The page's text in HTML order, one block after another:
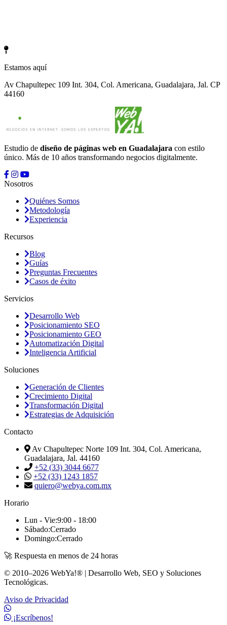
Estamos aquí
Av Chapultepec 109 Int. 304, Col. Americana, Guadalajara, Jal. CP
44160
Estudio de diseño de páginas web en Guadalajara con estilo
único. Más de 10 años transformando negocios digitalmente.
Nosotros
Quiénes Somos
Metodología
Experiencia
Recursos
Blog
Guías
Preguntas Frecuentes
Casos de éxito
Servicios
Desarrollo Web
Posicionamiento SEO
Posicionamiento GEO
Automatización Digital
Inteligencia Artificial
Soluciones
Generación de Clientes
Crecimiento Digital
Transformación Digital
Estrategias de Adquisición
Contacto
Av Chapultepec Norte 109 Int. 304, Col. Americana,
Guadalajara, Jal. 44160
+52 (33) 3044 6677
+52 (33) 1243 1857
quiero@webya.com.mx
Horario
Lun - Vie:9:00 - 18:00
Sábado:Cerrado
Domingo:Cerrado
🚀 Respuesta en menos de 24 horas
© 2010–2026 WebYa!® | Desarrollo Web, SEO y Soluciones
Tecnológicas.
Aviso de Privacidad
¡Escríbenos!